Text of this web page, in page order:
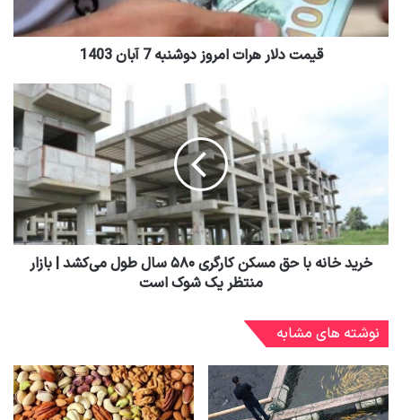
قیمت دلار هرات امروز دوشنبه 7 آبان 1403
خرید خانه با حق مسکن کارگری ۵۸۰ سال طول می‌کشد | بازار
منتظر یک شوک است
نوشته های مشابه